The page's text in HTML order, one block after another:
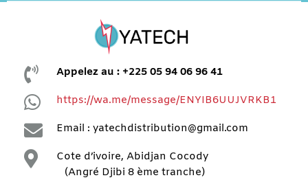
 Appelez au : +225 05 94 06 96 41
 https://wa.me/message/ENYIB6UUJVRKB1
 Email : yatechdistribution@gmail.com

Cote d’ivoire, Abidjan Cocody
(Angré Djibi 8 ème tranche)